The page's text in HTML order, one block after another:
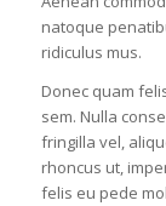
natoque
ridiculus mus.
Donec quam
sem. Nulla
fringilla vel,
rhoncus ut,
felis eu pede